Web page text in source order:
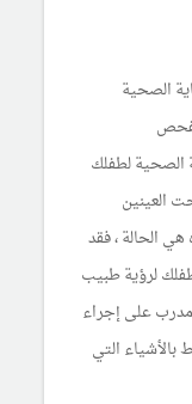
الصحية
الصحية لطفلك
العينين
الحالة ، فقد
لرؤية طبيب
على إجراء
التي